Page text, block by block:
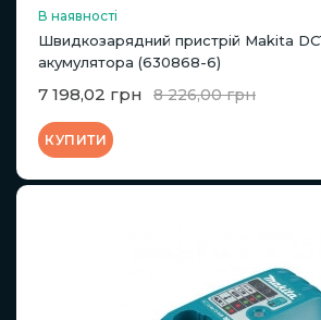
В наявності
Швидкозарядний пристрій Makita
акумулятора (630868-6)
7 198,02 грн 8 226,00 грн
КУПИТИ